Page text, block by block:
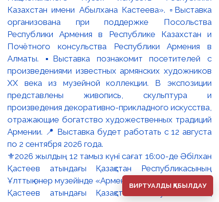
⚜️2026 жылдың 12 тамыз күні сағат 16:00-де Әбілхан
Қастеев атындағы Қазақстан Республикасының
Ұлттық өнер музейінде «Армения палитрасы: Әбілхан
Қастеев атындағы Қазақстан Республикасының
ВИРТУАЛДЫ ҚАБЫЛДАУ